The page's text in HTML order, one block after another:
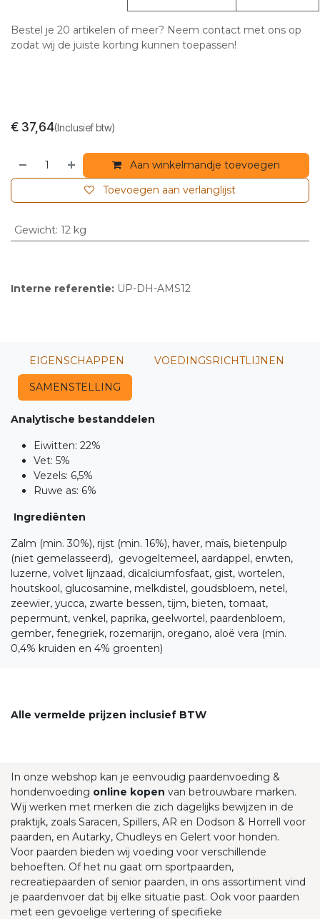
Bestel je 20 artikelen of meer? Neem contact met ons op
zodat wij de juiste korting kunnen toepassen!
€ 37,64(Inclusief btw)
Aan winkelmandje toevoegen
Toevoegen aan verlanglijst
Gewicht: 12 kg
Interne referentie: UP-DH-AMS12
EIGENSCHAPPEN VOEDINGSRICHTLIJNEN
SAMENSTELLING
Analytische bestanddelen
Eiwitten: 22%
Vet: 5%
Vezels: 6,5%
Ruwe as: 6%
Ingrediënten
Zalm (min. 30%), rijst (min. 16%), haver, maïs, bietenpulp
(niet gemelasseerd), gevogeltemeel, aardappel, erwten,
luzerne, volvet lijnzaad, dicalciumfosfaat, gist, wortelen,
houtskool, glucosamine, melkdistel, goudsbloem, netel,
zeewier, yucca, zwarte bessen, tijm, bieten, tomaat,
pepermunt, venkel, paprika, geelwortel, paardenbloem,
gember, fenegriek, rozemarijn, oregano, aloë vera (min.
0,4% kruiden en 4% groenten)
Alle vermelde prijzen inclusief BTW
In onze webshop kan je eenvoudig paardenvoeding &
hondenvoeding online kopen van betrouwbare marken.
Wij werken met merken die zich dagelijks bewijzen in de
praktijk, zoals Saracen, Spillers, AR en Dodson & Horrell voor
paarden, en Autarky, Chudleys en Gelert voor honden.
Voor paarden bieden wij voeding voor verschillende
behoeften. Of het nu gaat om sportpaarden,
recreatiepaarden of senior paarden, in ons assortiment vind
je paardenvoer dat bij elke situatie past. Ook voor paarden
met een gevoelige vertering of specifieke